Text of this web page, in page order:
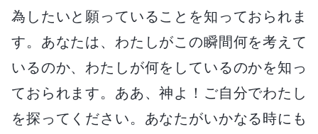
為したいと願っていることを知っておられま
す。あなたは、わたしがこの瞬間何を考えて
いるのか、わたしが何をしているのかを知っ
ておられます。ああ、神よ！ご自分でわたし
を探ってください。あなたがいかなる時にも